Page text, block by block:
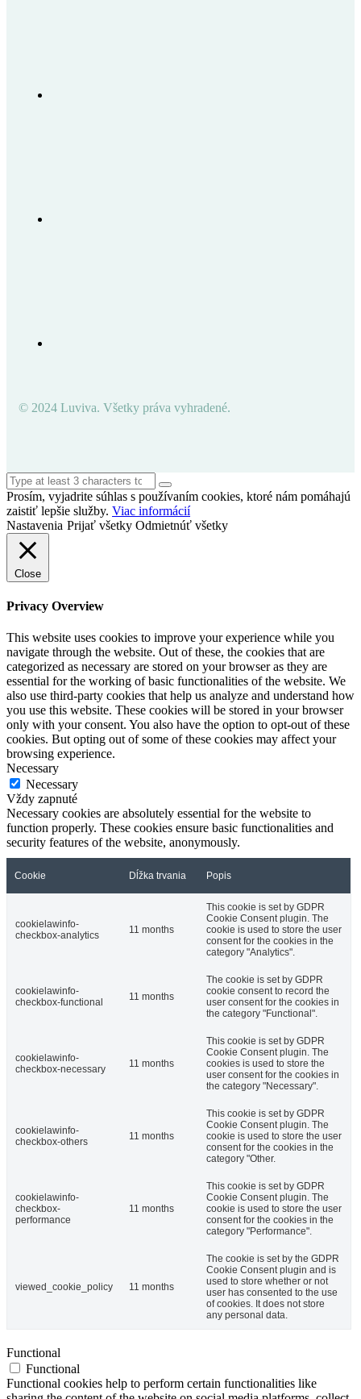
© 2024 Luviva. Všetky práva vyhradené.
Prosím, vyjadrite súhlas s používaním cookies, ktoré nám pomáhajú
zaistiť lepšie služby. Viac informácií
Nastavenia Prijať všetky Odmietnúť všetky
Close
Privacy Overview
This website uses cookies to improve your experience while you
navigate through the website. Out of these, the cookies that are
categorized as necessary are stored on your browser as they are
essential for the working of basic functionalities of the website. We
also use third-party cookies that help us analyze and understand how
you use this website. These cookies will be stored in your browser
only with your consent. You also have the option to opt-out of these
cookies. But opting out of some of these cookies may affect your
browsing experience.
Necessary
Necessary
Vždy zapnuté
Necessary cookies are absolutely essential for the website to
function properly. These cookies ensure basic functionalities and
security features of the website, anonymously.
Cookie Dĺžka trvania Popis
cookielawinfo-
checkbox-analytics
11 months
This cookie is set by GDPR
Cookie Consent plugin. The
cookie is used to store the user
consent for the cookies in the
category "Analytics".
cookielawinfo-
checkbox-functional
11 months
The cookie is set by GDPR
cookie consent to record the
user consent for the cookies in
the category "Functional".
cookielawinfo-
checkbox-necessary
11 months
This cookie is set by GDPR
Cookie Consent plugin. The
cookies is used to store the
user consent for the cookies in
the category "Necessary".
cookielawinfo-
checkbox-others
11 months
This cookie is set by GDPR
Cookie Consent plugin. The
cookie is used to store the user
consent for the cookies in the
category "Other.
cookielawinfo-
checkbox-
performance
11 months
This cookie is set by GDPR
Cookie Consent plugin. The
cookie is used to store the user
consent for the cookies in the
category "Performance".
viewed_cookie_policy 11 months
The cookie is set by the GDPR
Cookie Consent plugin and is
used to store whether or not
user has consented to the use
of cookies. It does not store
any personal data.
Functional
Functional
Functional cookies help to perform certain functionalities like